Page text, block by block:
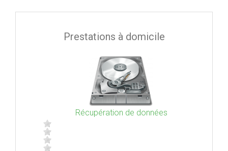
Prestations à domicile
Récupération de données